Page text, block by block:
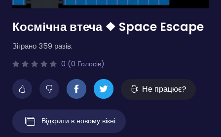
Космічна втеча ❖ Space Escape
Зіграно 359 разів.
0 (0 Голосів)
Не працює?
Відкрити в новому вікні